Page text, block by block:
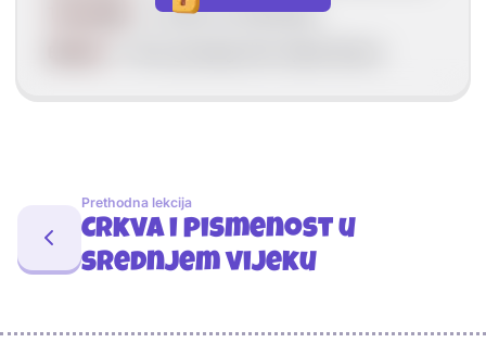
--> Južno od Zahumlja
Prethodna lekcija
Crkva i pismenost u
srednjem vijeku